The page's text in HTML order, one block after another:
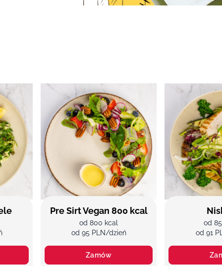
Pre Sirt Vegan 800 kcal
od 800 kcal
od 95 PLN/dzień
Zamów
od
od 91